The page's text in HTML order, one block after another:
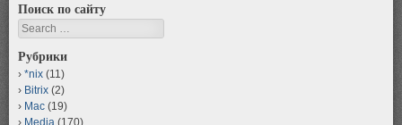
Поиск по сайту
Search
Рубрики
*nix (11)
Bitrix (2)
Mac (19)
Media (170)